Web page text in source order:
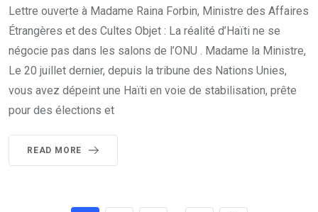
Lettre ouverte à Madame Raina Forbin, Ministre des Affaires
Étrangères et des Cultes Objet : La réalité d’Haïti ne se
négocie pas dans les salons de l’ONU . Madame la Ministre,
Le 20 juillet dernier, depuis la tribune des Nations Unies,
vous avez dépeint une Haïti en voie de stabilisation, prête
pour des élections et
READ MORE